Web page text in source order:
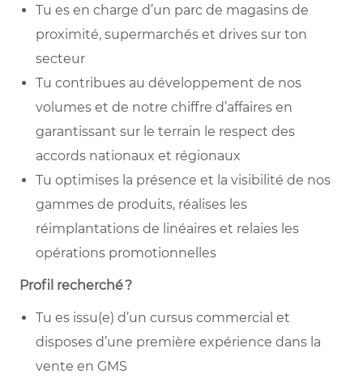
Tu es en charge d’un parc de magasins de
proximité, supermarchés et drives sur ton
secteur
Tu contribues au développement de nos
volumes et de notre chiffre d’affaires en
garantissant sur le terrain le respect des
accords nationaux et régionaux
Tu optimises la présence et la visibilité de nos
gammes de produits, réalises les
réimplantations de linéaires et relaies les
opérations promotionnelles
Profil recherché?
Tu es issu(e) d’un cursus commercial et
disposes d’une première expérience dans la
vente en GMS